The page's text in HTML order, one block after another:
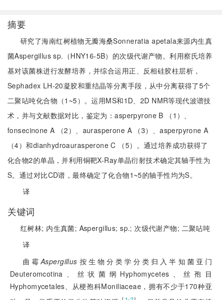
摘要
研究了海南红树植物无瓣海桑Sonneratia apetala来源内生真
菌Aspergillus sp.（HNY16-5B）的次级代谢产物。利用察氏培养
基对该菌株进行发酵培养，并综合运用正、反相硅胶柱层析，
Sephadex LH-20凝胶和重结晶等分离手段，从中分离获得了5个
二聚呫吨化合物（1~5）。运用MS和1D、2D NMR等现代波谱技
术，并与文献数据对比，鉴定为：asperpyrone B （1）、
fonsecinone A （2）、aurasperone A （3）、asperpyrone A
（4）和dianhydroaurasperone C （5）。通过培养成功获得了
化合物2的单晶，并利用铜靶X-Ray单晶衍射技术确定其轴手性为
S。通过对比CD谱，最终确定了化合物1~5的轴手性均为S。
译
关键词
红树林; 内生真菌; Aspergillus;sp.; 次级代谢产物; 二聚呫吨
译
曲霉Aspergillus 按生物分类学分类归入半知菌亚门
Deuteromcotina、丝状菌纲Hyphomycetes、丝孢目
Hyphomycetales、从梗孢科Moniliaceae，拥有不少于170种亚